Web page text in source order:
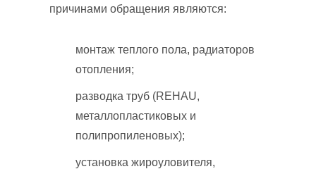
причинами обращения являются:
монтаж теплого пола, радиаторов
отопления;
разводка труб (REHAU,
металлопластиковых и
полипропиленовых);
установка жироуловителя,